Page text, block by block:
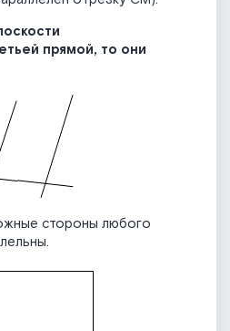
прямой, то они
стороны любого